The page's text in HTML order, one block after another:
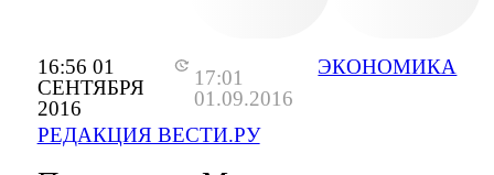
16:56 01
СЕНТЯБРЯ
2016
17:01
01.09.2016
РЕДАКЦИЯ ВЕСТИ.РУ
ЭКОНОМИКА